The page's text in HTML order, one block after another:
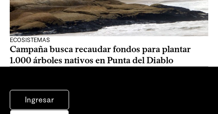
ECOSISTEMAS
Campaña busca recaudar fondos para plantar
1.000 árboles nativos en Punta del Diablo
Ingresar